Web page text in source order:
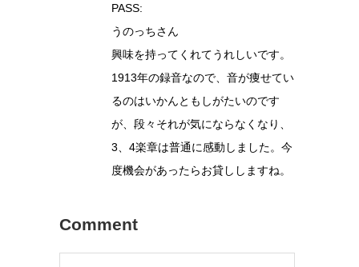
PASS:
うのっちさん
興味を持ってくれてうれしいです。
1913年の録音なので、音が痩せてい
るのはいかんともしがたいのです
が、段々それが気にならなくなり、
3、4楽章は普通に感動しました。今
度機会があったらお貸ししますね。
Comment